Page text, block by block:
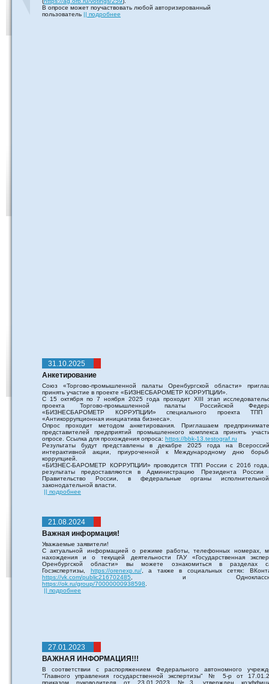
В опросе может поучаствовать любой авторизированный
пользователь || подробнее
31.10.2025
Анкетирование
Союз «Торгово-промышленной палаты Оренбургской области»
принять участие в проекте «БИЗНЕСБАРОМЕТР КОРРУПЦИИ».
С 15 октября по 7 ноября 2025 года проходит XIII этап
проекта Торгово-промышленной палаты Российской
«БИЗНЕСБАРОМЕТР КОРРУПЦИИ» специального проекта
«Антикоррупционная инициатива бизнеса».
Опрос проходит методом анкетирования. Приглашаем
представителей предприятий промышленного комплекса принять
опросе. Ссылка для прохождения опроса: https://bbk-13.testograf.ru
Результаты будут представлены в декабре 2025 года на
интерактивной акции, приуроченной к Международному дню
коррупцией.
«БИЗНЕС-БАРОМЕТР КОРРУПЦИИ» проводится ТПП России с 2016
результаты предоставляются в Администрацию Президента
Правительство России, в федеральные органы
законодательной власти.
|| подробнее
21.08.2024
Важная информация!
Уважаемые заявители!
С актуальной информацией о режиме работы, телефонных номерах,
нахождения и о текущей деятельности ГАУ «Государственная
Оренбургской области» вы можете ознакомиться в разделах
Госэкспертизы, https://orenexp.ru/, а также в социальных сетях:
https://vk.com/public216702485 , и
https://ok.ru/group/70000000938598
|| подробнее
27.01.2023
ВАЖНАЯ ИНФОРМАЦИЯ!!!
В соответствии с распоряжением Федерального автономного
"Главного управления государственной экспертизы" № 5-р от
приказом руководителя от 23.01.2023 №3, утвержден